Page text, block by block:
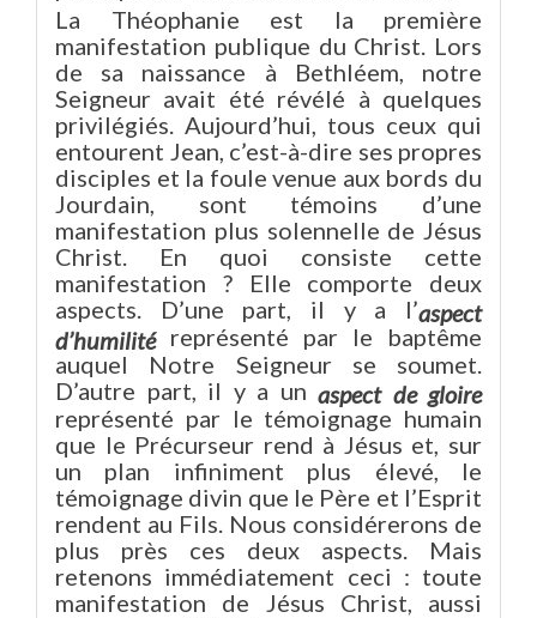
La Théophanie est la première
manifestation publique du Christ. Lors
de sa naissance à Bethléem, notre
Seigneur avait été révélé à quelques
privilégiés. Aujourd’hui, tous ceux qui
entourent Jean, c’est-à-dire ses propres
disciples et la foule venue aux bords du
Jourdain, sont témoins d’une
manifestation plus solennelle de Jésus
Christ. En quoi consiste cette
manifestation ? Elle comporte deux
aspects. D’une part, il y a l’aspect
d’humilitéreprésenté par le baptême
auquel Notre Seigneur se soumet.
D’autre part, il y a un aspect de gloire
représenté par le témoignage humain
que le Précurseur rend à Jésus et, sur
un plan infiniment plus élevé, le
témoignage divin que le Père et l’Esprit
rendent au Fils. Nous considérerons de
plus près ces deux aspects. Mais
retenons immédiatement ceci : toute
manifestation de Jésus Christ, aussi